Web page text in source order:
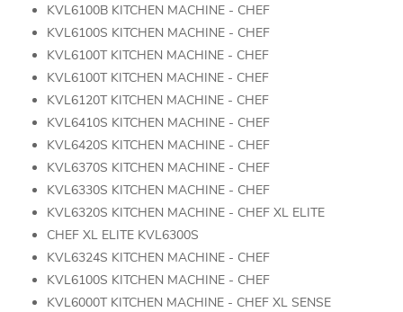
KVL6100B KITCHEN MACHINE - CHEF
KVL6100S KITCHEN MACHINE - CHEF
KVL6100T KITCHEN MACHINE - CHEF
KVL6100T KITCHEN MACHINE - CHEF
KVL6120T KITCHEN MACHINE - CHEF
KVL6410S KITCHEN MACHINE - CHEF
KVL6420S KITCHEN MACHINE - CHEF
KVL6370S KITCHEN MACHINE - CHEF
KVL6330S KITCHEN MACHINE - CHEF
KVL6320S KITCHEN MACHINE - CHEF XL ELITE
CHEF XL ELITE KVL6300S
KVL6324S KITCHEN MACHINE - CHEF
KVL6100S KITCHEN MACHINE - CHEF
KVL6000T KITCHEN MACHINE - CHEF XL SENSE